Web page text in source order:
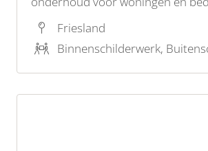
Sneek. Voor kwaliteit en expertise,
vandaag nog een offerte aan!
Friesland